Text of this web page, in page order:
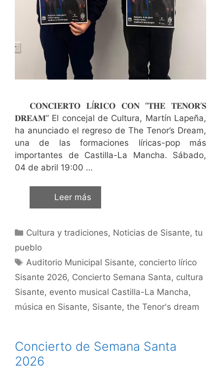
𝐂𝐎𝐍𝐂𝐈𝐄𝐑𝐓𝐎 𝐋Í𝐑𝐈𝐂𝐎 𝐂𝐎𝐍 “𝐓𝐇𝐄 𝐓𝐄𝐍𝐎𝐑’𝐒
𝐃𝐑𝐄𝐀𝐌” El concejal de Cultura, Martín Lapeña,
ha anunciado el regreso de The Tenor’s Dream,
una de las formaciones líricas-pop más
importantes de Castilla-La Mancha. Sábado,
04 de abril 19:00 …
Leer más
Cultura y tradiciones, Noticias de Sisante, tu
pueblo
Auditorio Municipal Sisante, concierto lírico
Sisante 2026, Concierto Semana Santa, cultura
Sisante, evento musical Castilla-La Mancha,
música en Sisante, Sisante, the Tenor's dream
Concierto de Semana Santa
2026